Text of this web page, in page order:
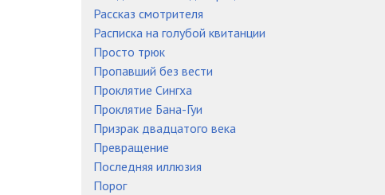
Рассказ смотрителя
Расписка на голубой квитанции
Просто трюк
Пропавший без вести
Проклятие Сингха
Проклятие Бана-Гуи
Призрак двадцатого века
Превращение
Последняя иллюзия
Порог